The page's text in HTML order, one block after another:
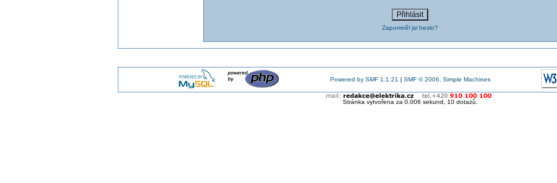
Zapomněl jsi heslo?
Powered by SMF 1.1.21 | SMF © 2006, Simple Machines
Stránka vytvořena za 0.006 sekund, 10 dotazů.